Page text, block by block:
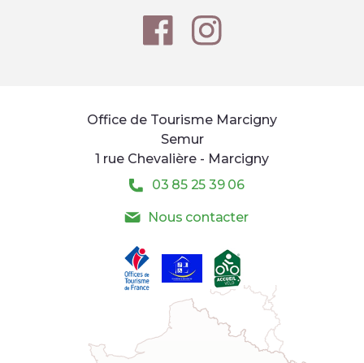
Office de Tourisme Marcigny
Semur
1 rue Chevalière - Marcigny
03 85 25 39 06
Nous contacter